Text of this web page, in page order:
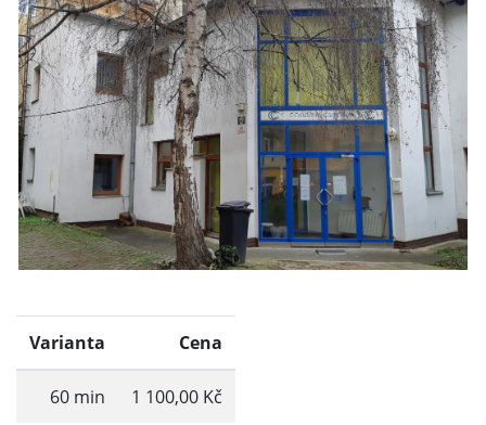
Varianta Cena
60 min 1 100,00 Kč